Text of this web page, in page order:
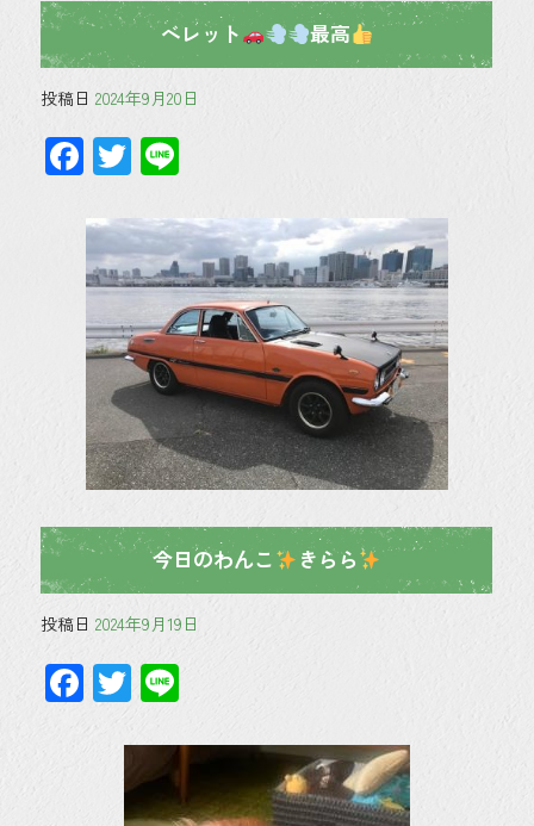
ベレット 最高
投稿日 2024年9月20日
F
ac
e
b
o
ok
T
wi
tt
er
Li
今日のわんこ きらら
投稿日 2024年9月19日
F
ac
T
wi
tt
er
Li